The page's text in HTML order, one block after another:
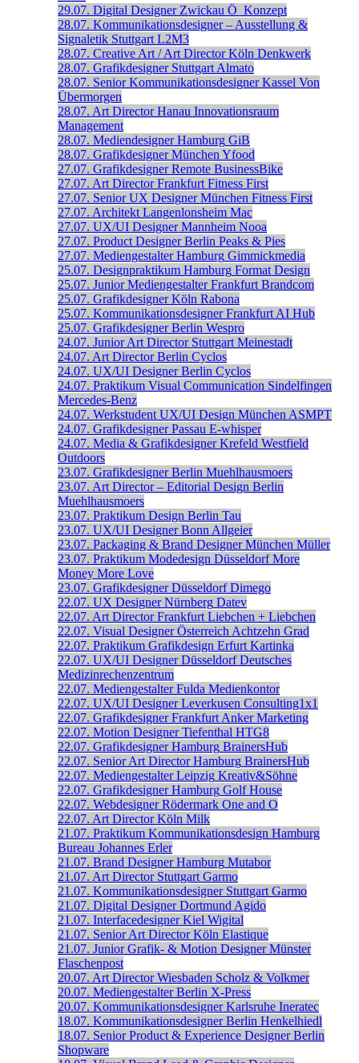
29.07. Digital Designer Zwickau Ö_Konzept
28.07. Kommunikationsdesigner – Ausstellung &
Signaletik Stuttgart L2M3
28.07. Creative Art / Art Director Köln Denkwerk
28.07. Grafikdesigner Stuttgart Almato
28.07. Senior Kommunikations­designer Kassel Von
Übermorgen
28.07. Art Director Hanau Innovationsraum
Management
28.07. Mediendesigner Hamburg GiB
28.07. Grafikdesigner München Yfood
27.07. Grafikdesigner Remote BusinessBike
27.07. Art Director Frankfurt Fitness First
27.07. Senior UX Designer München Fitness First
27.07. Architekt Langenlonsheim Mac
27.07. UX/UI Designer Mannheim Nooa
27.07. Product Designer Berlin Peaks & Pies
27.07. Mediengestalter Hamburg Gimmickmedia
25.07. Designpraktikum Hamburg Format Design
25.07. Junior Mediengestalter Frankfurt Brandcom
25.07. Grafikdesigner Köln Rabona
25.07. Kommunikationsdesigner Frankfurt AI Hub
25.07. Grafikdesigner Berlin Wespro
24.07. Junior Art Director Stuttgart Meinestadt
24.07. Art Director Berlin Cyclos
24.07. UX/UI Designer Berlin Cyclos
24.07. Praktikum Visual Communication Sindelfingen
Mercedes-Benz
24.07. Werkstudent UX/UI Design München ASMPT
24.07. Grafikdesigner Passau E-whisper
24.07. Media & Grafikdesigner Krefeld Westfield
Outdoors
23.07. Grafikdesigner Berlin Muehlhausmoers
23.07. Art Director – Editorial Design Berlin
Muehlhausmoers
23.07. Praktikum Design Berlin Tau
23.07. UX/UI Designer Bonn Allgeier
23.07. Packaging & Brand Designer München Müller
23.07. Praktikum Modedesign Düsseldorf More
Money More Love
23.07. Grafikdesigner Düsseldorf Dimego
22.07. UX Designer Nürnberg Datev
22.07. Art Director Frankfurt Liebchen + Liebchen
22.07. Visual Designer Österreich Achtzehn Grad
22.07. Praktikum Grafikdesign Erfurt Kartinka
22.07. UX/UI Designer Düsseldorf Deutsches
Medizinrechenzentrum
22.07. Mediengestalter Fulda Medienkontor
22.07. UX/UI Designer Leverkusen Consulting1x1
22.07. Grafikdesigner Frankfurt Anker Marketing
22.07. Motion Designer Tiefenthal HTG8
22.07. Grafikdesigner Hamburg BrainersHub
22.07. Senior Art Director Hamburg BrainersHub
22.07. Mediengestalter Leipzig Kreativ&Söhne
22.07. Grafikdesigner Hamburg Golf House
22.07. Webdesigner Rödermark One and O
22.07. Art Director Köln Milk
21.07. Praktikum Kommunikationsdesign Hamburg
Bureau Johannes Erler
21.07. Brand Designer Hamburg Mutabor
21.07. Art Director Stuttgart Garmo
21.07. Kommunikationsdesigner Stuttgart Garmo
21.07. Digital Designer Dortmund Agido
21.07. Interfacedesigner Kiel Wigital
21.07. Senior Art Director Köln Elastique
21.07. Junior Grafik- & Motion Designer Münster
Flaschenpost
20.07. Art Director Wiesbaden Scholz & Volkmer
20.07. Mediengestalter Berlin X-Press
20.07. Kommunikationsdesigner Karlsruhe Ineratec
18.07. Kommunikationsdesigner Berlin Henkelhiedl
18.07. Senior Product & Experience Designer Berlin
Shopware